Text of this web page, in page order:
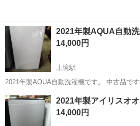
2021年製AQUA自動
14,000円
上境駅
2021年製AQUA自動洗濯機です。 中古品です
あります。 御理解いただいた上でお買い上
新潟 上越市 上境駅 生活家電
2021年製アイリスオ
14,000円